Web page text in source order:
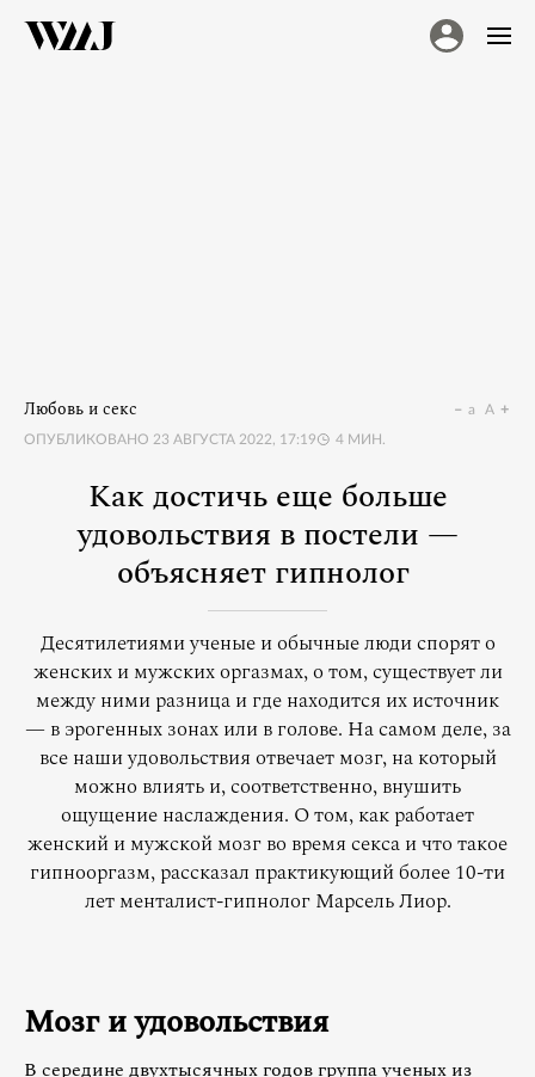
Любовь и секс
ОПУБЛИКОВАНО 23 АВГУСТА 2022, 17:19 4 МИН.
a A
Как достичь еще больше
удовольствия в постели —
объясняет гипнолог
Десятилетиями ученые и обычные люди спорят о
женских и мужских оргазмах, о том, существует ли
между ними разница и где находится их источник
— в эрогенных зонах или в голове. На самом деле, за
все наши удовольствия отвечает мозг, на который
можно влиять и, соответственно, внушить
ощущение наслаждения. О том, как работает
женский и мужской мозг во время секса и что такое
гипнооргазм, рассказал практикующий более 10-ти
лет менталист-гипнолог Марсель Лиор.
Мозг и удовольствия
В середине двухтысячных годов группа ученых из